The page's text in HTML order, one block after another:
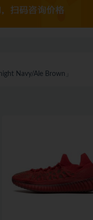
Navy/Ale Brown」